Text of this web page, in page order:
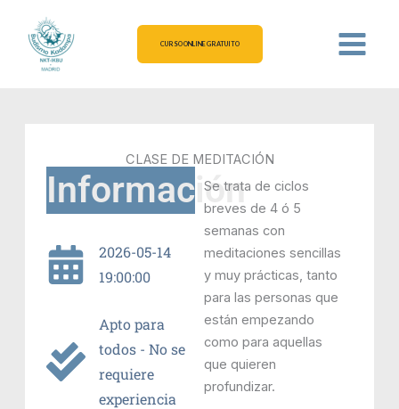
contenido
CURSO ONLINE GRATUITO
CLASE DE MEDITACIÓN
Información
2026-05-14
19:00:00
Apto para
todos - No se
requiere
experiencia
Se trata de ciclos
breves de 4 ó 5
semanas con
meditaciones sencillas
y muy prácticas, tanto
para las personas que
están empezando
como para aquellas
que quieren
profundizar.